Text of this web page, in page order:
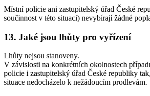
Místní policie ani zastupitelský úřad České
součinnost v této situaci) nevybírají žádné
13. Jaké jsou lhůty pro vyřízení
Lhůty nejsou stanoveny.
V závislosti na konkrétních okolnostech
policie i zastupitelský úřad České republiky
situace nedocházelo k nežádoucím prodlevám.